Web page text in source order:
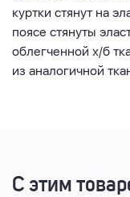
куртки стянут на
поясе стянуты
облегченной х/б
из аналогичной
С этим